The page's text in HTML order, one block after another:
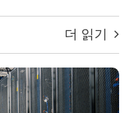
더 읽기